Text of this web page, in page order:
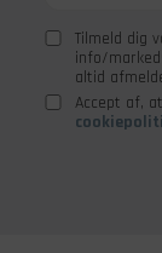
Tilmeld dig
info/
altid
Accept af,